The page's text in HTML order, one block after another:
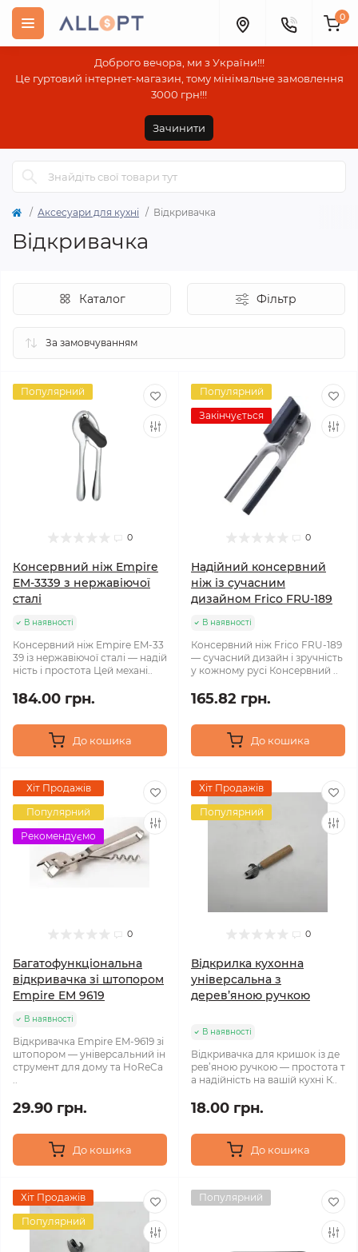
Доброго вечора, ми з України!!!
Це гуртовий інтернет-магазин, тому мінімальне замовлення
3000 грн!!!
Зачинити
0
Аксесуари для кухні Відкривачка
Відкривачка
Каталог Фільтр
Популярний
0
Консервний ніж Empire
EM-3339 з нержавіючої
сталі
В наявності
Консервний ніж Empire EM-33
39 із нержавіючої сталі — надій
ність і простота Цей механі..
184.00 грн.
До кошика
Популярний
Закінчується
0
Надійний консервний
ніж із сучасним
дизайном Frico FRU-189
В наявності
Консервний ніж Frico FRU-189
— сучасний дизайн і зручність
у кожному русі Консервний ..
165.82 грн.
До кошика
Хіт Продажів
Популярний
Рекомендуємо
0
Багатофункціональна
відкривачка зі штопором
Empire EM 9619
В наявності
Відкривачка Empire EM-9619 зі
штопором — універсальний ін
струмент для дому та HoReCa
..
29.90 грн.
До кошика
Хіт Продажів
Популярний
0
Відкрилка кухонна
універсальна з
дерев’яною ручкою
В наявності
Відкривачка для кришок із де
рев’яною ручкою — простота т
а надійність на вашій кухні К..
18.00 грн.
До кошика
Хіт Продажів
Популярний
Популярний